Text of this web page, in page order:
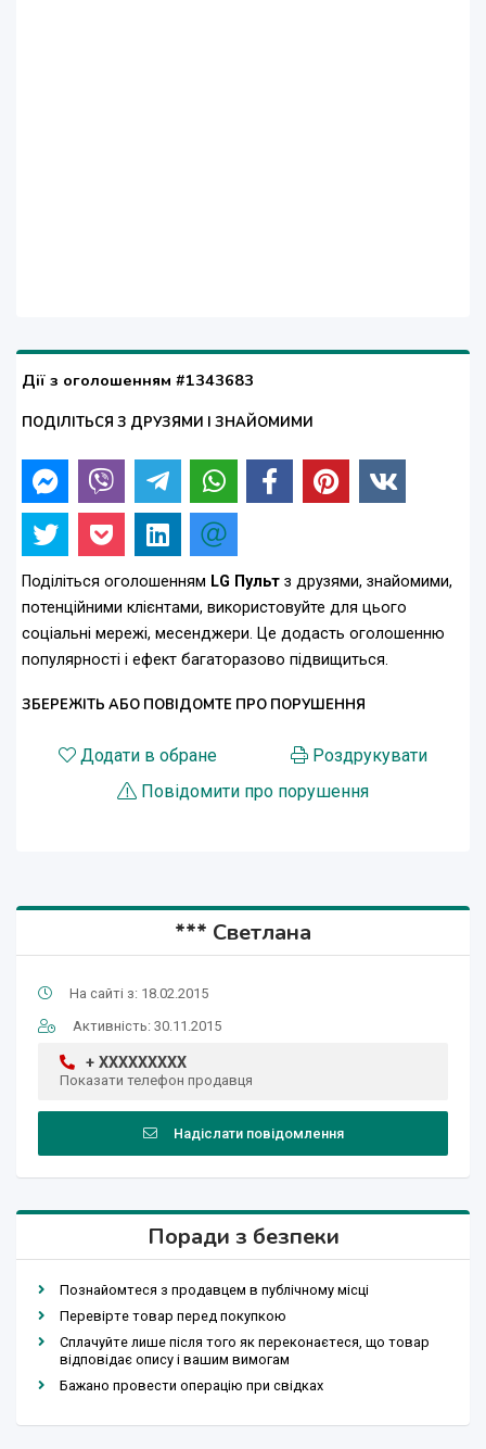
Дії з оголошенням #1343683
ПОДІЛІТЬСЯ З ДРУЗЯМИ І ЗНАЙОМИМИ
Поділіться оголошенням LG Пульт з друзями, знайомими,
потенційними клієнтами, використовуйте для цього
соціальні мережі, месенджери. Це додасть оголошенню
популярності і ефект багаторазово підвищиться.
ЗБЕРЕЖІТЬ АБО ПОВІДОМТЕ ПРО ПОРУШЕННЯ
Додати в обране
Роздрукувати
Повідомити про порушення
*** Светлана
На сайті з: 18.02.2015
Активність: 30.11.2015
+ XXXXXXXXX
Показати телефон продавця
Надіслати повідомлення
Поради з безпеки
Познайомтеся з продавцем в публічному місці
Перевірте товар перед покупкою
Сплачуйте лише після того як переконаєтеся, що товар
відповідає опису і вашим вимогам
Бажано провести операцію при свідках